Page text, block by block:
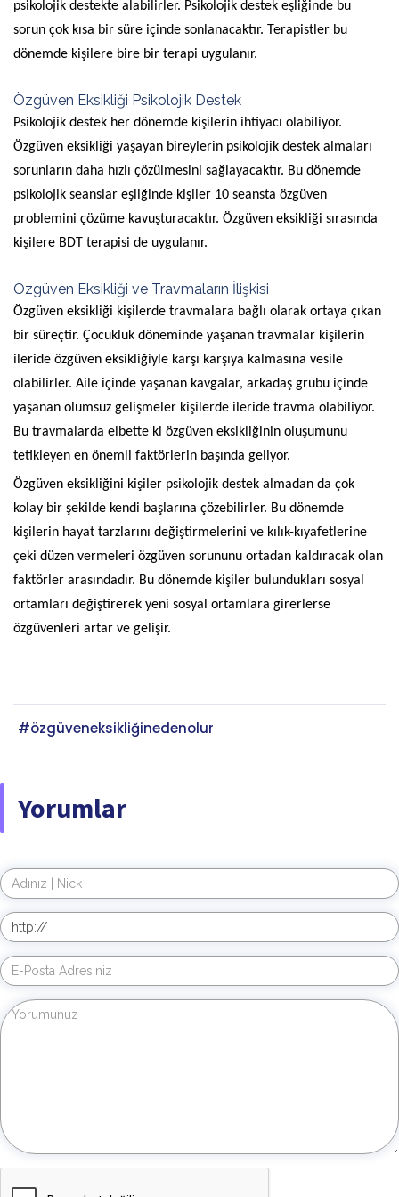
psikolojik destekte alabilirler. Psikolojik destek eşliğinde bu
sorun çok kısa bir süre içinde sonlanacaktır. Terapistler bu
dönemde kişilere bire bir terapi uygulanır.
Özgüven Eksikliği Psikolojik Destek
Psikolojik destek her dönemde kişilerin ihtiyacı olabiliyor.
Özgüven eksikliği yaşayan bireylerin psikolojik destek almaları
sorunların daha hızlı çözülmesini sağlayacaktır. Bu dönemde
psikolojik seanslar eşliğinde kişiler 10 seansta özgüven
problemini çözüme kavuşturacaktır. Özgüven eksikliği sırasında
kişilere BDT terapisi de uygulanır.
Özgüven Eksikliği ve Travmaların İlişkisi
Özgüven eksikliği kişilerde travmalara bağlı olarak ortaya çıkan
bir süreçtir. Çocukluk döneminde yaşanan travmalar kişilerin
ileride özgüven eksikliğiyle karşı karşıya kalmasına vesile
olabilirler. Aile içinde yaşanan kavgalar, arkadaş grubu içinde
yaşanan olumsuz gelişmeler kişilerde ileride travma olabiliyor.
Bu travmalarda elbette ki özgüven eksikliğinin oluşumunu
tetikleyen en önemli faktörlerin başında geliyor.
Özgüven eksikliğini kişiler psikolojik destek almadan da çok
kolay bir şekilde kendi başlarına çözebilirler. Bu dönemde
kişilerin hayat tarzlarını değiştirmelerini ve kılık-kıyafetlerine
çeki düzen vermeleri özgüven sorununu ortadan kaldıracak olan
faktörler arasındadır. Bu dönemde kişiler bulundukları sosyal
ortamları değiştirerek yeni sosyal ortamlara girerlerse
özgüvenleri artar ve gelişir.
#özgüveneksikliğinedenolur
Yorumlar